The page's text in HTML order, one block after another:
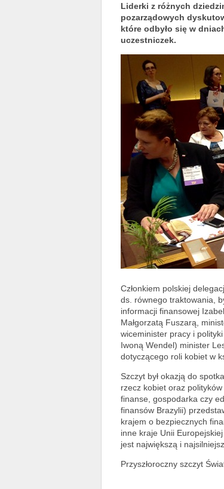
Liderki z różnych
pozarządowych
które odbyło się w
uczestniczek.
Członkiem polskiej
ds. równego traktowania,
informacji finansowej
Małgorzatą Fuszarą,
wiceminister pracy i
Iwoną Wendel) minister
dotyczącego roli kobiet w
Szczyt był okazją do
rzecz kobiet oraz
finanse, gospodarka czy
finansów Brazylii)
krajem o bezpiecznych
inne kraje Unii
jest największą i
Przyszłoroczny szczyt